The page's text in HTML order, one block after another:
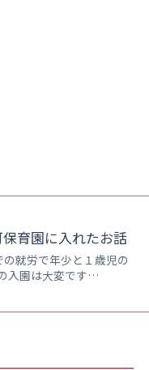
育園に入れたお話
就労で年少と１歳児の
入園は大変です…